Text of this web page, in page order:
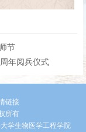
节
年阅兵仪式
链接
所有
学生物医学工程学院